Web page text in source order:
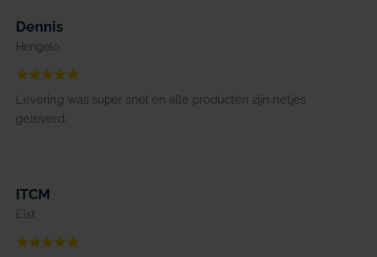
Dennis
Hengelo
Levering was super snel en alle producten zijn netjes
geleverd.
ITCM
Elst